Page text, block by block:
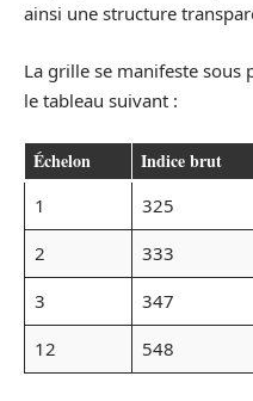
ainsi une structure
La grille se manifeste sous
le tableau suivant :
Échelon Indice brut
1 325
2
333
3
347
12
548